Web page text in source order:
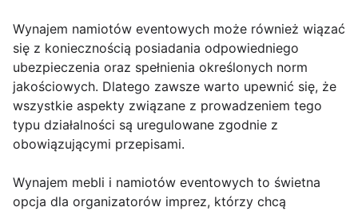
Wynajem namiotów eventowych może również wiązać
się z koniecznością posiadania odpowiedniego
ubezpieczenia oraz spełnienia określonych norm
jakościowych. Dlatego zawsze warto upewnić się, że
wszystkie aspekty związane z prowadzeniem tego
typu działalności są uregulowane zgodnie z
obowiązującymi przepisami.
Wynajem mebli i namiotów eventowych to świetna
opcja dla organizatorów imprez, którzy chcą